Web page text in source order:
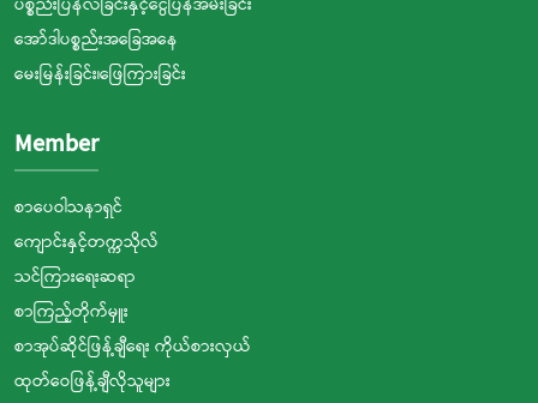
အော်ဒါပစ္စည်းအခြေအနေ
မေးမြန်းခြင်း၊ဖြေကြားခြင်း
Member
စာပေဝါသနာရှင်
ကျောင်းနှင့်တက္ကသိုလ်
သင်ကြားရေးဆရာ
စာကြည့်တိုက်မှူး
စာအုပ်ဆိုင်ဖြန့်ချီရေး ကိုယ်စားလှယ်
ထုတ်ဝေဖြန့်ချီလိုသူများ